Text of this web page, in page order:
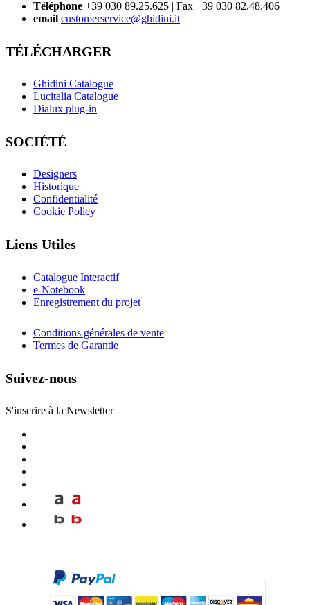
Téléphone +39 030 89.25.625 | Fax +39 030 82.48.406
email customerservice@ghidini.it
TÉLÉCHARGER
Ghidini Catalogue
Lucitalia Catalogue
Dialux plug-in
SOCIÉTÉ
Designers
Historique
Confidentialité
Cookie Policy
Liens Utiles
Catalogue Interactif
e-Notebook
Enregistrement du projet
Conditions générales de vente
Termes de Garantie
Suivez-nous
S'inscrire à la Newsletter